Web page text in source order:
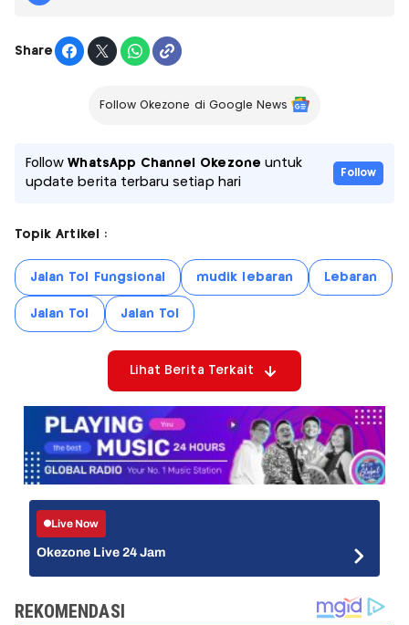
Share
Follow Okezone di Google News
FollowWhatsApp Channel Okezone untuk
update berita terbaru setiap hari
Follow
Topik Artikel :
Jalan Tol Fungsional mudik lebaran Lebaran
Jalan Tol Jalan Tol
Lihat Berita Terkait
Live Now
Okezone Live 24 Jam